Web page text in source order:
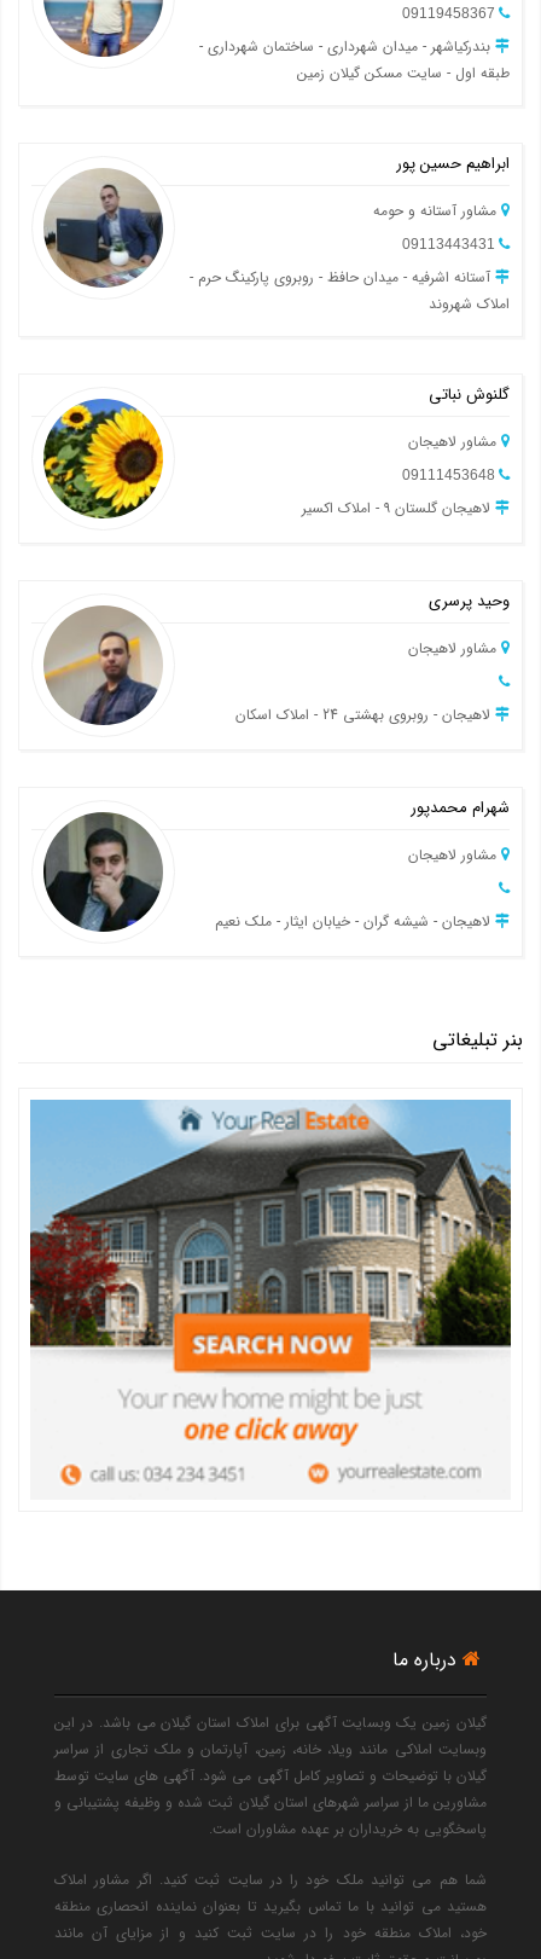
بندرکیاشهر - میدان شهرداری - ساختمان شهرداری -
طبقه اول - سایت مسکن گیلان زمین
ابراهیم حسین پور
مشاور آستانه و حومه
آستانه اشرفیه - میدان حافظ - روبروی پارکینگ حرم -
املاک شهروند
گلنوش نباتی
مشاور لاهیجان
لاهیجان گلستان ۹ - املاک اکسیر
وحید پرسری
مشاور لاهیجان
لاهیجان - روبروی بهشتی 24 - املاک اسکان
شهرام محمدپور
مشاور لاهیجان
لاهیجان - شیشه گران - خیابان ایثار - ملک نعیم
بنر تبلیغاتی
درباره ما
گیلان زمین یک وبسایت آگهی برای املاک استان گیلان می باشد. در این
وبسایت املاکی مانند ویلا، خانه، زمین، آپارتمان و ملک تجاری از سراسر
گیلان با توضیحات و تصاویر کامل آگهی می شود. آگهی های سایت توسط
مشاورین ما از سراسر شهرهای استان گیلان ثبت شده و وظیفه پشتیبانی و
پاسخگویی به خریداران بر عهده مشاوران است.
شما هم می توانید ملک خود را در سایت ثبت کنید. اگر مشاور املاک
هستید می توانید با ما تماس بگیرید تا بعنوان نماینده انحصاری منطقه
خود، املاک منطقه خود را در سایت ثبت کنید و از مزایای آن مانند